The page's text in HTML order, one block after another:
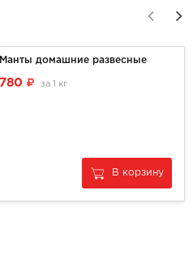
Манты домашние развесные
780 за 1 кг
В корзину